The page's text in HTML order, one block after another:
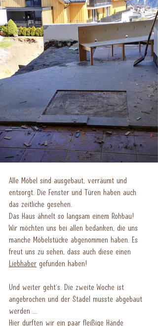
Alle Möbel sind ausgebaut, verräumt und
entsorgt. Die Fenster und Türen haben auch
das zeitliche gesehen.
Das Haus ähnelt so langsam einem Rohbau!
Wir möchten uns bei allen bedanken, die uns
manche Möbelstücke abgenommen haben. Es
freut uns zu sehen, dass auch diese einen
Liebhaber gefunden haben!
Und weiter geht's. Die zweite Woche ist
angebrochen und der Stadel musste abgebaut
werden ...
Hier durften wir ein paar fleißige Hände